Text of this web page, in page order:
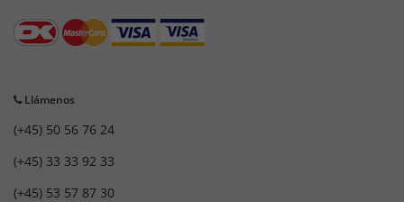
Llámenos
(+45) 50 56 76 24
(+45) 33 33 92 33
(+45) 53 57 87 30